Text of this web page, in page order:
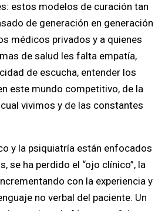
estos modelos de curación tan
de generación en generación
médicos privados y a quienes
de salud les falta empatía,
de escucha, entender los
este mundo competitivo, de la
vivimos y de las constantes
se ha perdido el “ojo clínico”, la
con la experiencia y
no verbal del paciente. Un